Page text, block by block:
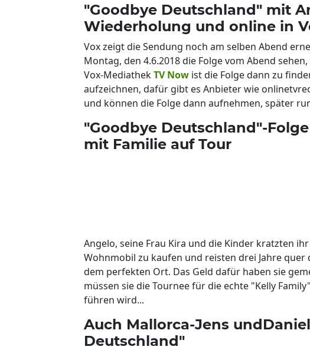
"Goodbye Deutschland" mit
Wiederholung und online in
Vox zeigt die Sendung noch am selben Abend
Montag, den 4.6.2018 die Folge vom Abend
Vox-MediathekTV Now ist die Folge dann zu
aufzeichnen, dafür gibt es Anbieter wie
und können die Folge dann aufnehmen, später
"Goodbye Deutschland"-
mit Familie auf Tour
Angelo, seine Frau Kira und die Kinder kratzten
Wohnmobil zu kaufen und reisten drei Jahre
dem perfekten Ort. Das Geld dafür haben sie
müssen sie die Tournee für die echte "Kelly
führen wird...
Auch Mallorca-Jens
Deutschland"